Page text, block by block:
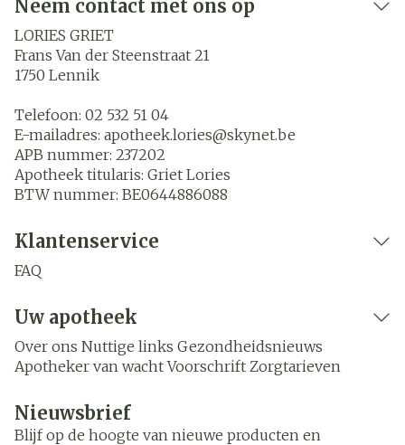
Neem contact met ons op
LORIES GRIET
Frans Van der Steenstraat 21
1750 Lennik
Telefoon: 02 532 51 04
E-mailadres: apotheek.lories@skynet.be
APB nummer: 237202
Apotheek titularis: Griet Lories
BTW nummer: BE0644886088
Klantenservice
FAQ
Uw apotheek
Over ons Nuttige links Gezondheidsnieuws
Apotheker van wacht Voorschrift Zorgtarieven
Nieuwsbrief
Blijf op de hoogte van nieuwe producten en